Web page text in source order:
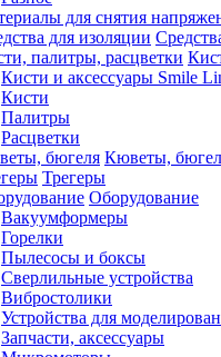
Кисти и аксессуары Smile
Кисти
Палитры
Расцветки
Кюветы,
Трегеры
Оборудование
Вакуумформеры
Горелки
Пылесосы и боксы
Сверлильные устройства
Вибростолики
Устройства для
Запчасти, аксессуары